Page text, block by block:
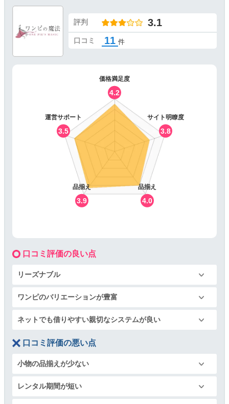
評判 3.1
口コミ 11 件
価格満足度
4.2
サイト明瞭度
3.8
品揃え
4.0
品揃え
3.9
運営サポート
3.5
口コミ評価の良い点
リーズナブル
ワンピのバリエーションが豊富
ネットでも借りやすい親切なシステムが良い
口コミ評価の悪い点
小物の品揃えが少ない
レンタル期間が短い